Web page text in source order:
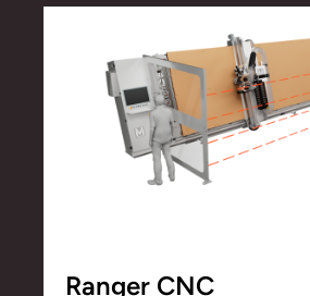
Ranger CNC